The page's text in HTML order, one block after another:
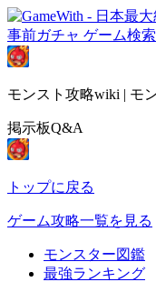
事前ガチャ ゲーム検索
モンスト攻略wiki | モ
掲示板Q&A
トップに戻る
ゲーム攻略一覧を見る
モンスター図鑑
最強ランキング